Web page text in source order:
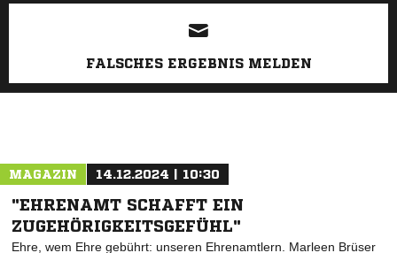
ANZEIGE
FALSCHES ERGEBNIS MELDEN
MAGAZIN 14.12.2024 | 10:30
"EHRENAMT SCHAFFT EIN
ZUGEHÖRIGKEITSGEFÜHL"
Ehre, wem Ehre gebührt: unseren Ehrenamtlern. Marleen Brüser